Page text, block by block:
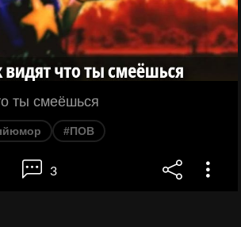
ты смеёшься
#ПОВ
3